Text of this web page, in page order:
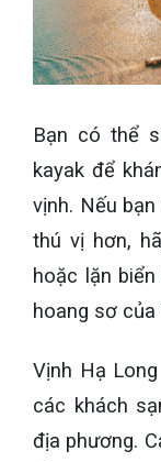
Bạn có thể
kayak để
vịnh. Nếu
thú vị hơn,
hoặc lặn
hoang sơ của
Vịnh Hạ
các khách
địa phương.